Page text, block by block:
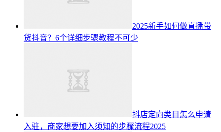
2025新手如何做直播带
货抖音？6个详细步骤教程不可少
抖店定向类目怎么申请
入驻，商家想要加入须知的步骤流程2025